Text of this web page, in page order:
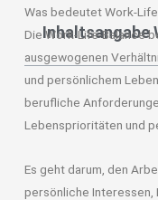
Inhaltsangabe
Was bedeutet Work-
Die Work-Life-Balance
ausgewogenen
und persönlichem
berufliche
Lebensprioritäten und
Es geht darum, den
persönliche Interessen,